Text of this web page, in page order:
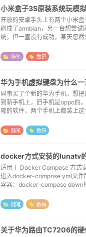
小米盒子3S原装系统玩模
开放的安卓手头上有两个小米
刷成了armbian，另一台想尝试
统，但一直没有成功。某天忽然
不可。因为小米电视盒子的界面
随笔 数码
华为手机虚拟键盘为什么
同事买了个新的华为手机，想
到新手机上，旧手机是oppo的
隆的软件，两个手机上都装上
都在，本来以为就这么完事了，
转，跳出来一...
随笔 数码
docker方式安装的lunatv
适用于 Docker Compose 方式
进入docker-compose.yml文件
容器：docker-compose down
随笔 数码
关于华为路由TC7206的硬